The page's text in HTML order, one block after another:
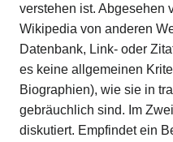
verstehen ist. Abgesehen
Wikipedia von anderen
Datenbank, Link- oder
es keine allgemeinen
Biographien), wie sie in
gebräuchlich sind. Im
diskutiert. Empfindet ein